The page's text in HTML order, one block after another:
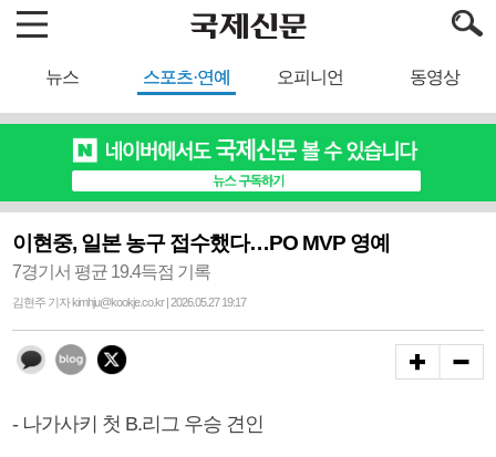
뉴스 스포츠·연예 오피니언 동영상
이현중, 일본 농구 접수했다…PO MVP 영예
7경기서 평균 19.4득점 기록
김현주 기자 kimhju@kookje.co.kr | 2026.05.27 19:17
- 나가사키 첫 B.리그 우승 견인